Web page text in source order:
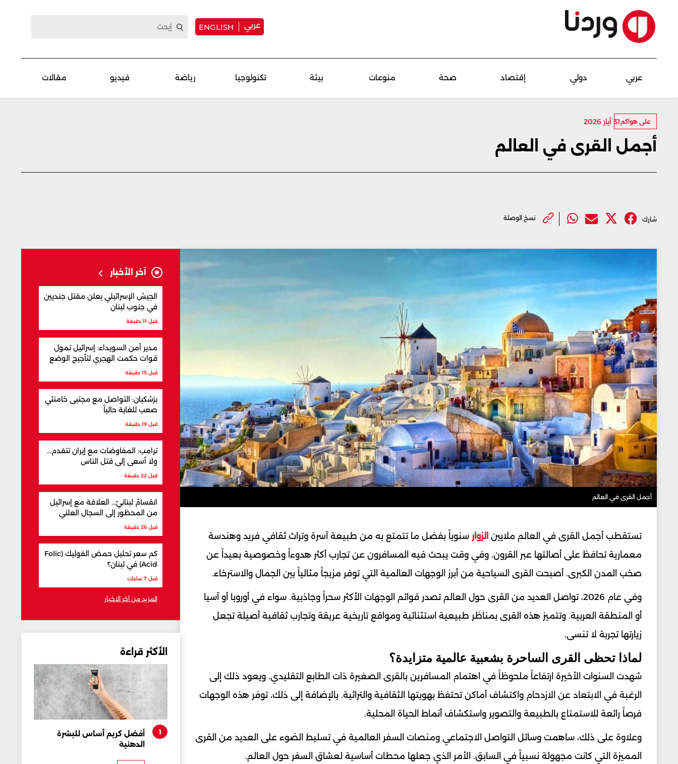
عربي ENGLISH
عربي دولي إقتصاد صحة منوعات بيئة تكنولوجيا رياضة فيديو مقالات
على هواكم31 أيار 2026
أجمل القرى في العالم
شارك نسخ الوصلة
أجمل القرى في العالم
تستقطب أجمل القرى في العالم ملايين الزوار سنوياً بفضل ما تتمتع به من طبيعة آسرة وتراث ثقافي فريد وهندسة
معمارية تحافظ على أصالتها عبر القرون. وفي وقت يبحث فيه المسافرون عن تجارب أكثر هدوءاً وخصوصية بعيداً عن
صخب المدن الكبرى. أصبحت القرى السياحية من أبرز الوجهات العالمية التي توفر مزيجاً مثالياً بين الجمال والاسترخاء.
وفي عام 2026، تواصل العديد من القرى حول العالم تصدر قوائم الوجهات الأكثر سحراً وجاذبية. سواء في أوروبا أو آسيا
أو المنطقة العربية. وتتميز هذه القرى بمناظر طبيعية استثنائية ومواقع تاريخية عريقة وتجارب ثقافية أصيلة تجعل
زيارتها تجربة لا تنسى.
لماذا تحظى القرى الساحرة بشعبية عالمية متزايدة؟
شهدت السنوات الأخيرة ارتفاعاً ملحوظاً في اهتمام المسافرين بالقرى الصغيرة ذات الطابع التقليدي. ويعود ذلك إلى
الرغبة في الابتعاد عن الازدحام واكتشاف أماكن تحتفظ بهويتها الثقافية والتراثية. بالإضافة إلى ذلك، توفر هذه الوجهات
فرصاً رائعة للاستمتاع بالطبيعة والتصوير واستكشاف أنماط الحياة المحلية.
وعلاوة على ذلك، ساهمت وسائل التواصل الاجتماعي ومنصات السفر العالمية في تسليط الضوء على العديد من القرى
المميزة التي كانت مجهولة نسبياً في السابق. الأمر الذي جعلها محطات أساسية لعشاق السفر حول العالم.
آخر الأخبار
الجيش الإسرائيلي يعلن مقتل جنديين
في جنوب لبنان
قبل 11 دقيقة
مدير أمن السويداء: إسرائيل تمول
قوات حكمت الهجري لتأجيج الوضع
قبل 15 دقيقة
بزشكيان: التواصل مع مجتبى خامنئي
صعب للغاية حالياً
قبل 19 دقيقة
ترامب: المفاوضات مع إيران تتقدم...
ولا أسعى إلى قتل الناس
قبل 22 دقيقة
انقسامٌ لبنانيّ... العلاقة مع إسرائيل
من المحظور إلى السجال العلني
قبل 26 دقيقة
كم سعر تحليل حمض الفوليك (Folic
Acid) في لبنان؟
قبل 7 ساعات
المزيد من آخر الاخبار
الأكثر قراءة
1
أفضل كريم أساس للبشرة
الدهنية